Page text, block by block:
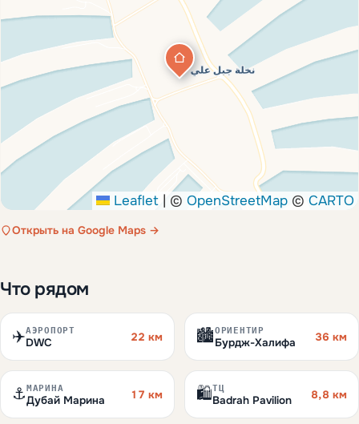
Leaflet | © OpenStreetMap © CARTO
Открыть на Google Maps →
Что рядом
✈️АЭРОПОРТ
DWC 22 км 🏙️ОРИЕНТИР
Бурдж-Халифа 36 км
⚓ МАРИНА
Дубай Марина 17 км 🛍️ТЦ
Badrah Pavilion 8,8 км